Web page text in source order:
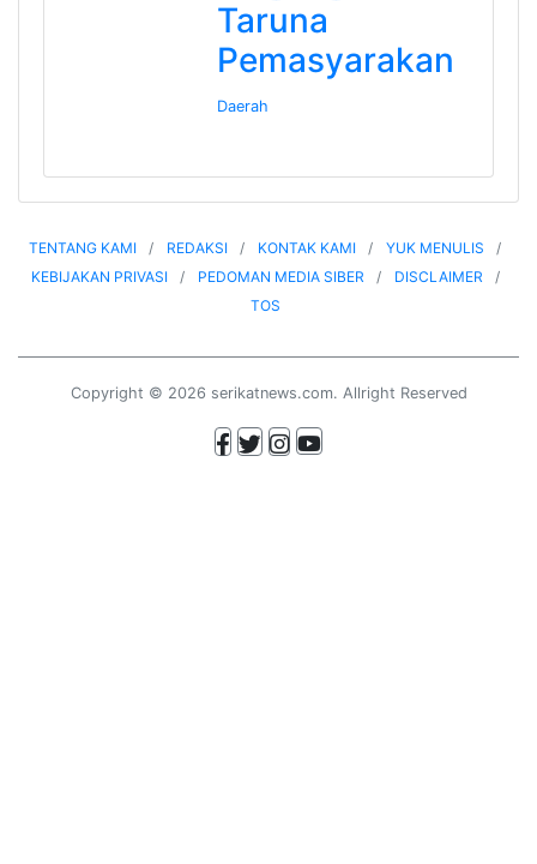
Taruna
Pemasyarakan
Daerah
TENTANG KAMI REDAKSI KONTAK KAMI
YUK MENULIS
KEBIJAKAN PRIVASI
PEDOMAN MEDIA SIBER
DISCLAIMER
TOS
Copyright © 2026 serikatnews.com. Allright Reserved